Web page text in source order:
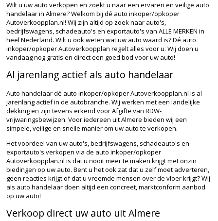
Wilt u uw auto verkopen en zoekt u naar een ervaren en veilige auto
handelaar in Almere? Welkom bij dé auto inkoper/opkoper
Autoverkoopplan.nl! Wij zijn altijd op zoek naar auto's,
bedrijfswagens, schadeauto's en exportauto's van ALLE MERKEN in
heel Nederland. Wilt u ook weten wat uw auto waard is? Dé auto
inkoper/opkoper Autoverkoopplan regelt alles voor u. Wij doen u
vandaag nog gratis en direct een goed bod voor uw auto!
Al jarenlang actief als auto handelaar
Auto handelaar dé auto inkoper/opkoper Autoverkoopplan.nl is al
jarenlang actief in de autobranche. Wij werken met een landelijke
dekking en zijn tevens erkend voor Afgifte van RDW-
vrijwaringsbewijzen. Voor iedereen uit Almere bieden wij een
simpele, veilige en snelle manier om uw auto te verkopen.
Het voordeel van uw auto's, bedrijfswagens, schadeauto's en
exportauto's verkopen via de auto inkoper/opkoper
Autoverkoopplan.nl is dat u nooit meer te maken krijgt met onzin
biedingen op uw auto. Bent u het ook zat dat u zelf moet adverteren,
geen reacties krijgt of dat u vreemde mensen over de vloer krijgt? Wij
als auto handelaar doen altijd een concreet, marktconform aanbod
op uw auto!
Verkoop direct uw auto uit Almere